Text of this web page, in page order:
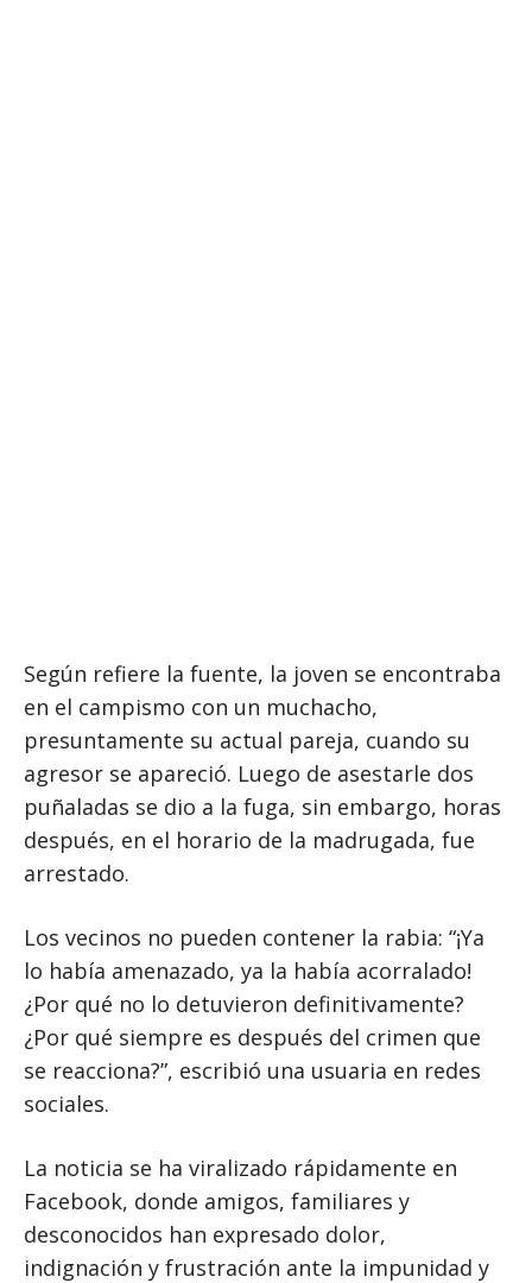
Según refiere la fuente, la joven se encontraba
en el campismo con un muchacho,
presuntamente su actual pareja, cuando su
agresor se apareció. Luego de asestarle dos
puñaladas se dio a la fuga, sin embargo, horas
después, en el horario de la madrugada, fue
arrestado.
Los vecinos no pueden contener la rabia: “¡Ya
lo había amenazado, ya la había acorralado!
¿Por qué no lo detuvieron definitivamente?
¿Por qué siempre es después del crimen que
se reacciona?”, escribió una usuaria en redes
sociales.
La noticia se ha viralizado rápidamente en
Facebook, donde amigos, familiares y
desconocidos han expresado dolor,
indignación y frustración ante la impunidad y